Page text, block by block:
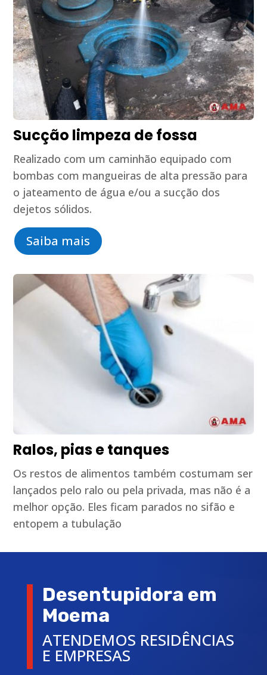
Sucção limpeza de fossa
Realizado com um caminhão equipado com
bombas com mangueiras de alta pressão para
o jateamento de água e/ou a sucção dos
dejetos sólidos.
Saiba mais
Ralos, pias e tanques
Os restos de alimentos também costumam ser
lançados pelo ralo ou pela privada, mas não é a
melhor opção. Eles ficam parados no sifão e
entopem a tubulação
Desentupidora em
Moema
ATENDEMOS RESIDÊNCIAS
E EMPRESAS